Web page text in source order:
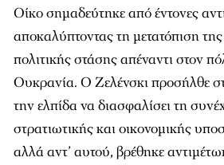
Οίκο σημαδεύτηκε από έντονες
αποκαλύπτοντας τη μετατόπιση
πολιτικής στάσης απέναντι στον
Ουκρανία. Ο Ζελένσκι προσήλθε
την ελπίδα να διασφαλίσει τη
στρατιωτικής και οικονομικής
αλλά αντ’ αυτού, βρέθηκε